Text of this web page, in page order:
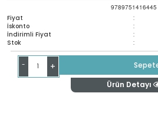
9789751416445
Fiyat :
İskonto :
İndirimli Fiyat :
Stok :
- +
Ürün Detayı